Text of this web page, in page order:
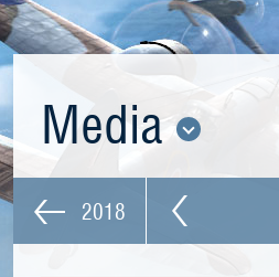
Media
2018